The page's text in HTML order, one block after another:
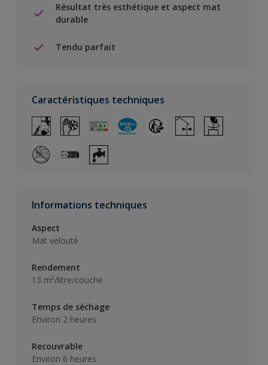
Résultat très esthétique et aspect mat
durable
Tendu parfait
Caractéristiques techniques
Informations techniques
Aspect
Mat velouté
Rendement
13 m²/litre/couche
Temps de séchage
Environ 2 heures
Recouvrable
Environ 6 heures